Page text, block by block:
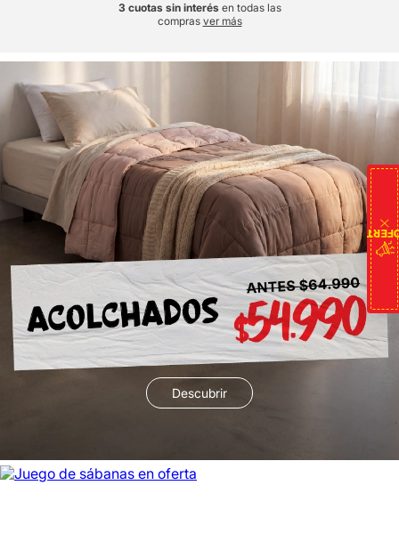
OFERTAS DE
3 cuotas sin interés en todas las
compras ver más
Descubrir